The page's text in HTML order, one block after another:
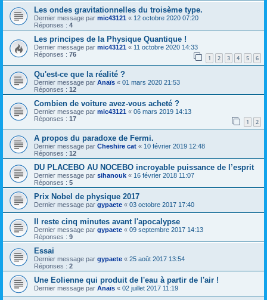
Les ondes gravitationnelles du troisème type.
Dernier message par mic43121 « 12 octobre 2020 07:20
Réponses : 4
Les principes de la Physique Quantique !
Dernier message par mic43121 « 11 octobre 2020 14:33
Réponses : 76 1 2 3 4 5 6
Qu'est-ce que la réalité ?
Dernier message par Anaïs « 01 mars 2020 21:53
Réponses : 12
Combien de voiture avez-vous acheté ?
Dernier message par mic43121 « 06 mars 2019 14:13
Réponses : 17 1 2
A propos du paradoxe de Fermi.
Dernier message par Cheshire cat « 10 février 2019 12:48
Réponses : 12
DU PLACEBO AU NOCEBO incroyable puissance de l’esprit
Dernier message par sihanouk « 16 février 2018 11:07
Réponses : 5
Prix Nobel de physique 2017
Dernier message par gypaete « 03 octobre 2017 17:40
Il reste cinq minutes avant l'apocalypse
Dernier message par gypaete « 09 septembre 2017 14:13
Réponses : 9
Essai
Dernier message par gypaete « 25 août 2017 13:54
Réponses : 2
Une Eolienne qui produit de l'eau à partir de l'air !
Dernier message par Anaïs « 02 juillet 2017 11:19